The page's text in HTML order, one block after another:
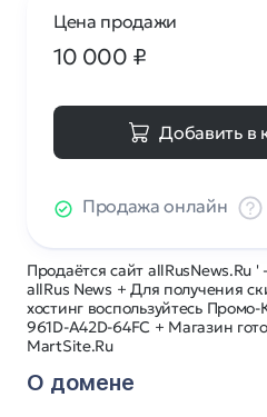
Продаётся сайт allRusNews.Ru '
allRus News + Для получения
хостинг воспользуйтесь
961D-A42D-64FC + Магазин
MartSite.Ru
О домене
Цена продажи
10 000 ₽
Добавить в
Продажа онлайн